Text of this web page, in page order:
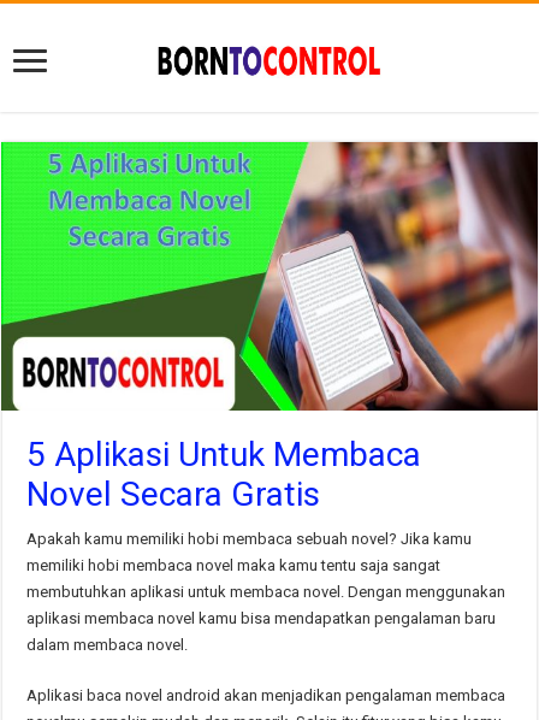
5 Aplikasi Untuk Membaca
Novel Secara Gratis
Apakah kamu memiliki hobi membaca sebuah novel? Jika kamu
memiliki hobi membaca novel maka kamu tentu saja sangat
membutuhkan aplikasi untuk membaca novel. Dengan menggunakan
aplikasi membaca novel kamu bisa mendapatkan pengalaman baru
dalam membaca novel.
Aplikasi baca novel android akan menjadikan pengalaman membaca